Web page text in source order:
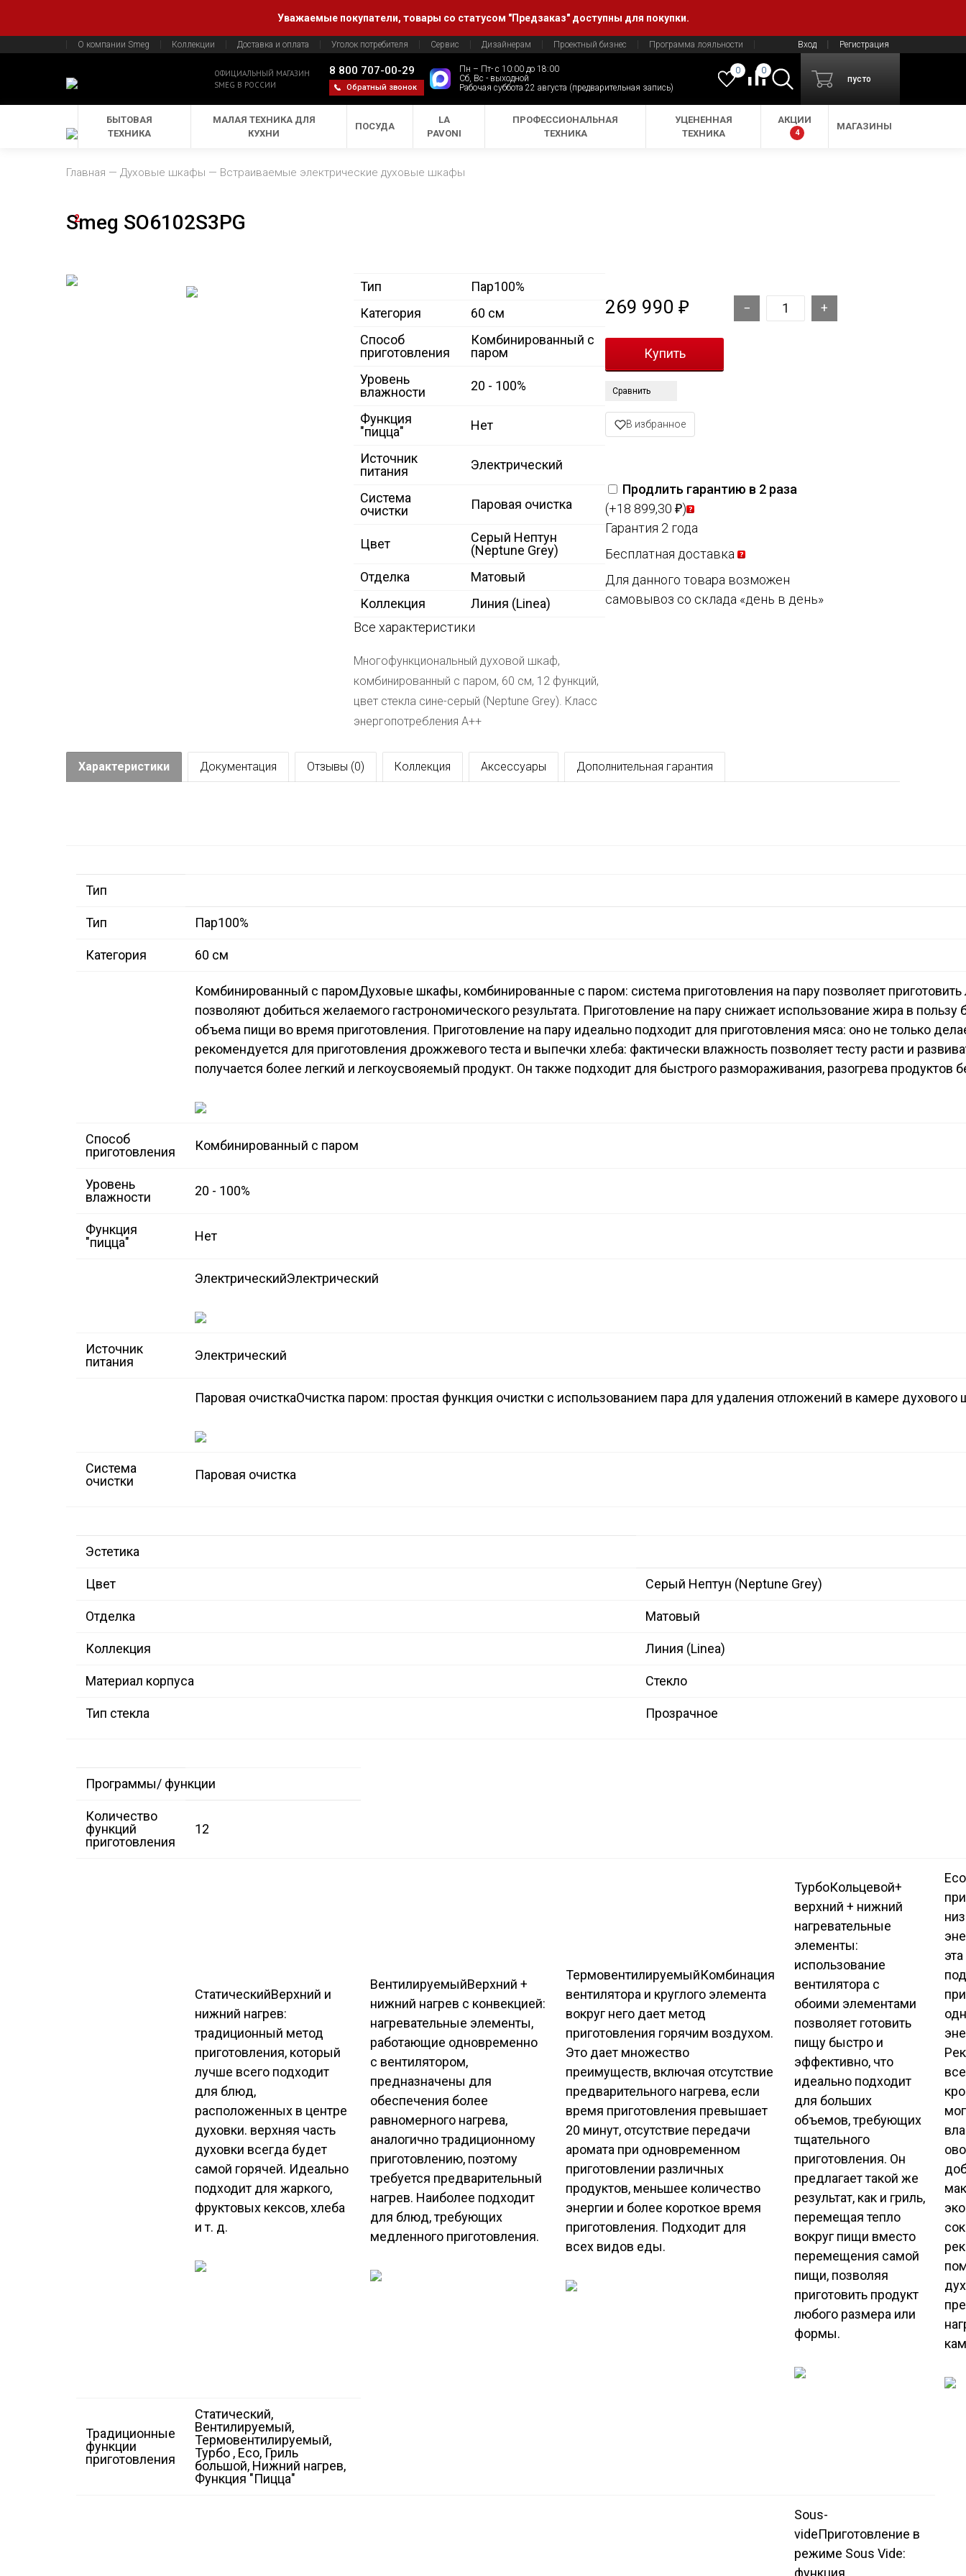
Уважаемые покупатели, товары со статусом "Предзаказ" доступны для покупки.
Вход Регистрация
О компании Smeg Коллекции Доставка и оплата Уголок потребителя Сервис Дизайнерам Проектный бизнес Программа лояльности
ОФИЦИАЛЬНЫЙ МАГАЗИН
SMEG В РОССИИ
8 800 707-00-29
Обратный звонок
Пн – Пт- с 10:00 до 18:00
Сб, Вс - выходной
Рабочая суббота 22 августа (предварительная запись)
0
0
пусто
БЫТОВАЯ
ТЕХНИКА
МАЛАЯ ТЕХНИКА ДЛЯ
КУХНИ
ПОСУДА
LA
PAVONI
ПРОФЕССИОНАЛЬНАЯ
ТЕХНИКА
УЦЕНЕННАЯ
ТЕХНИКА
АКЦИИ
4
МАГАЗИНЫ
Главная Духовые шкафы Встраиваемые электрические духовые шкафы
Smeg SO6102S3PG
Тип
Пар100%
Категория
60 см
Способ
приготовления
Комбинированный с
паром
Уровень
влажности
20 - 100%
Функция
"пицца"
Нет
Источник
питания
Электрический
Система
очистки
Паровая очистка
Цвет
Серый Нептун
(Neptune Grey)
Отделка
Матовый
Коллекция
Линия (Linea)
Все характеристики
Многофункциональный духовой шкаф,
комбинированный с паром, 60 см, 12 функций,
цвет стекла сине-серый (Neptune Grey). Класс
энергопотребления А++
269 990 ₽
Сравнить
В избранное
Продлить гарантию в 2 раза
(+18 899,30 ₽)
2
Гарантия 2 года
Бесплатная доставка
Для данного товара возможен
самовывоз со склада «день в день»
Характеристики Документация Отзывы (0) Коллекция Аксессуары Дополнительная гарантия
Тип
Тип Пар100%
Категория 60 см
Комбинированный с паромДуховые шкафы, комбинированные с паром: система приготовления на пару позволяет
позволяют добиться желаемого гастрономического результата. Приготовление на пару снижает использование жира в
объема пищи во время приготовления. Приготовление на пару идеально подходит для приготовления мяса: оно не только
рекомендуется для приготовления дрожжевого теста и выпечки хлеба: фактически влажность позволяет тесту расти и
получается более легкий и легкоусвояемый продукт. Он также подходит для быстрого размораживания, разогрева
Способ
приготовления
Комбинированный с паром
Уровень
влажности
20 - 100%
Функция
"пицца"
Нет
ЭлектрическийЭлектрический
Источник
питания
Электрический
Паровая очисткаОчистка паром: простая функция очистки с использованием пара для удаления отложений в камере духового
Система
очистки
Паровая очистка
Эстетика
Цвет Серый Нептун (Neptune Grey)
Отделка Матовый
Коллекция Линия (Linea)
Материал корпуса Стекло
Тип стекла Прозрачное
Программы/ функции
Количество
функций
приготовления
12
СтатическийВерхний и
нижний нагрев:
традиционный метод
приготовления, который
лучше всего подходит
для блюд,
расположенных в центре
духовки. верхняя часть
духовки всегда будет
самой горячей. Идеально
подходит для жаркого,
фруктовых кексов, хлеба
и т. д.
ВентилируемыйВерхний +
нижний нагрев с конвекцией:
нагревательные элементы,
работающие одновременно
с вентилятором,
предназначены для
обеспечения более
равномерного нагрева,
аналогично традиционному
приготовлению, поэтому
требуется предварительный
нагрев. Наиболее подходит
для блюд, требующих
медленного приготовления.
ТермовентилируемыйКомбинация
вентилятора и круглого элемента
вокруг него дает метод
приготовления горячим воздухом.
Это дает множество
преимуществ, включая отсутствие
предварительного нагрева, если
время приготовления превышает
20 минут, отсутствие передачи
аромата при одновременном
приготовлении различных
продуктов, меньшее количество
энергии и более короткое время
приготовления. Подходит для
всех видов еды.
ТурбоКольцевой+
верхний + нижний
нагревательные
элементы:
использование
вентилятора с
обоими элементами
позволяет готовить
пищу быстро и
эффективно, что
идеально подходит
для больших
объемов, требующих
тщательного
приготовления. Он
предлагает такой же
результат, как и гриль,
перемещая тепло
вокруг пищи вместо
перемещения самой
пищи, позволяя
приготовить продукт
любого размера или
формы.
Eco
Традиционные
функции
приготовления
Статический,
Вентилируемый,
Термовентилируемый,
Турбо , Eco, Гриль
большой, Нижний нагрев,
Функция "Пицца"
Sous-
videПриготовление в
режиме Sous Vide:
функция